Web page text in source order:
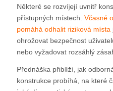
Některé se rozvíjejí uvnitř
přístupných místech. Včasné
pomáhá odhalit riziková místa
ohrožovat bezpečnost
nebo vyžadovat rozsáhlý
Přednáška přiblíží, jak
konstrukce probíhá, na které